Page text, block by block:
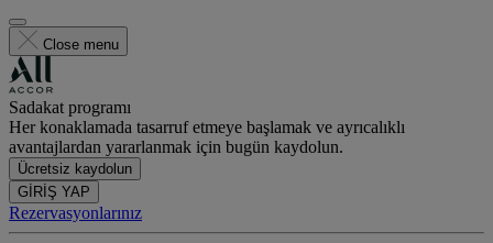
Close menu
Sadakat programı
Her konaklamada tasarruf etmeye başlamak ve ayrıcalıklı
avantajlardan yararlanmak için bugün kaydolun.
Ücretsiz kaydolun
GİRİŞ YAP
Rezervasyonlarınız